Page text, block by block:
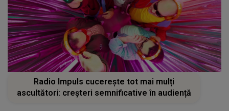
Radio Impuls cucerește tot mai mulți
ascultători: creșteri semnificative în audiență